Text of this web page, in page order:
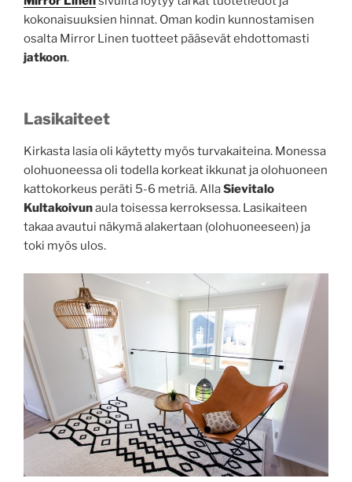
kokonaisuuksien hinnat. Oman kodin kunnostamisen
osalta Mirror Linen tuotteet pääsevät ehdottomasti
jatkoon.
Lasikaiteet
Kirkasta lasia oli käytetty myös turvakaiteina. Monessa
olohuoneessa oli todella korkeat ikkunat ja olohuoneen
kattokorkeus peräti 5-6 metriä. AllaSievitalo
Kultakoivunaula toisessa kerroksessa. Lasikaiteen
takaa avautui näkymä alakertaan (olohuoneeseen) ja
toki myös ulos.